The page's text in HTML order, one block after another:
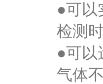
●可以
检测
●可以
气体